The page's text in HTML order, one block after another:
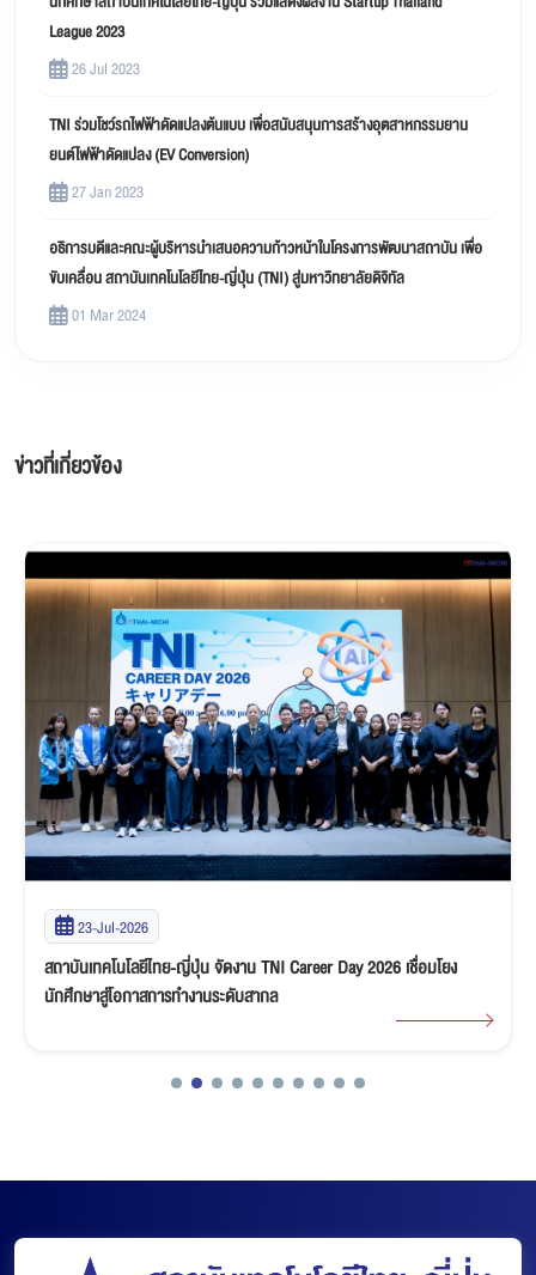
League 2023
26 Jul 2023
TNI ร่วมโชว์รถไฟฟ้าดัดแปลงต้นแบบ เพื่อสนับสนุนการสร้างอุตสาหกรรมยาน
ยนต์ไฟฟ้าดัดแปลง (EV Conversion)
27 Jan 2023
อธิการบดีและคณะผู้บริหารนำเสนอความก้าวหน้าในโครงการพัฒนาสถาบัน เพื่อ
ขับเคลื่อน สถาบันเทคโนโลยีไทย-ญี่ปุ่น (TNI) สู่มหาวิทยาลัยดิจิทัล
01 Mar 2024
ข่าวที่เกี่ยวข้อง
23-Jul-2026
สถาบันเทคโนโลยีไทย-ญี่ปุ่น จัดงาน TNI Career Day 2026 เชื่อมโยง
นักศึกษาสู่โอกาสการทำงานระดับสากล